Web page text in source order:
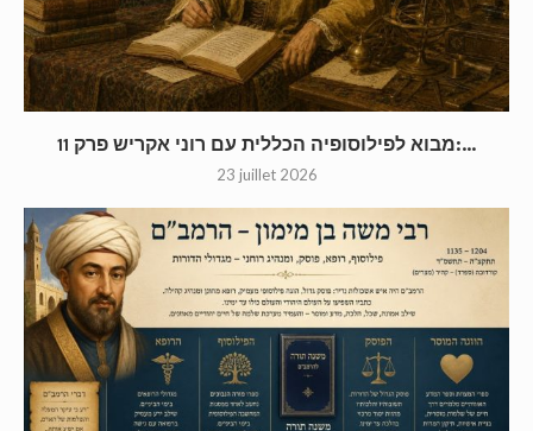
מבוא לפילוסופיה הכללית עם רוני אקריש פרק 11:...
23 juillet 2026